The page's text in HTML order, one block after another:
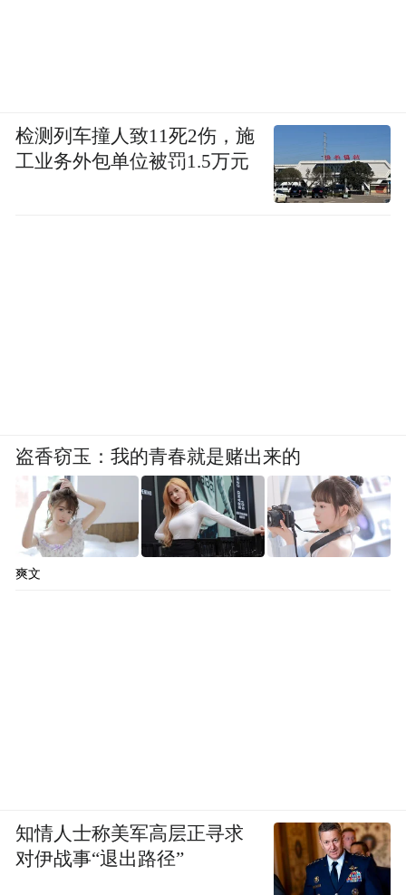
检测列车撞人致11死2伤，施
工业务外包单位被罚1.5万元
盗香窃玉：我的青春就是赌出来的
爽文
知情人士称美军高层正寻求
对伊战事“退出路径”